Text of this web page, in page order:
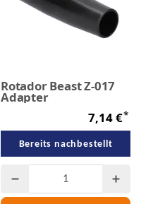
Rotador Beast Z-017
Adapter
7,14 €*
Bereits nachbestellt